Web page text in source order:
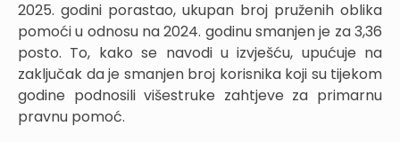
2025. godini porastao, ukupan broj pruženih oblika
pomoći u odnosu na 2024. godinu smanjen je za 3,36
posto. To, kako se navodi u izvješću, upućuje na
zaključak da je smanjen broj korisnika koji su tijekom
godine podnosili višestruke zahtjeve za primarnu
pravnu pomoć.